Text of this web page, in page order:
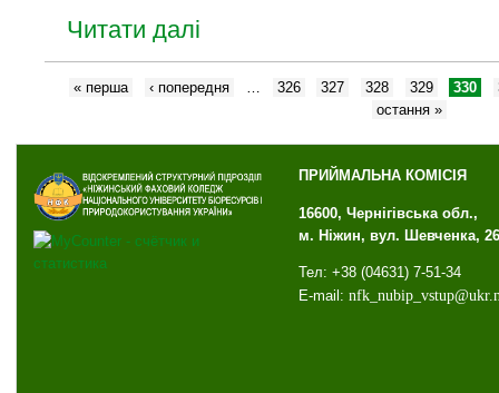
Читати далі
« перша ‹ попередня … 326 327 328 329 330
остання »
ПРИЙМАЛЬНА КОМІСІЯ
16600, Чернігівська обл.,
м. Ніжин, вул. Шевченка, 26
Тел: +38 (04631) 7-51-34
E-mail: nfk_ nubip_ vstup@ukr.